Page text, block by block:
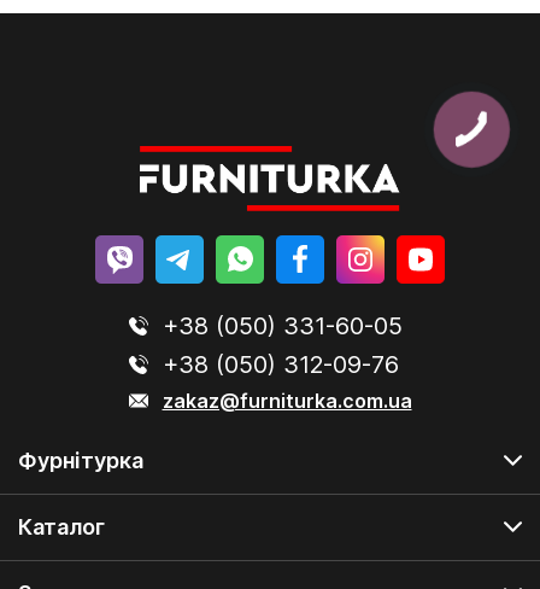
+38 (050) 331-60-05
+38 (050) 312-09-76
zakaz@furniturka.com.ua
Фурнітурка
Каталог